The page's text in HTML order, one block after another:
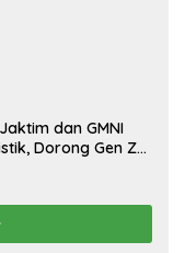
dan GMNI
Dorong Gen Z